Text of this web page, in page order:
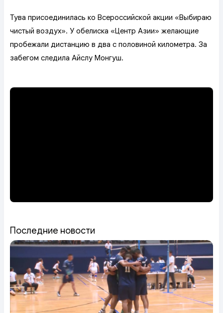
Тува присоединилась ко Всероссийской акции «Выбираю
чистый воздух». У обелиска «Центр Азии» желающие
пробежали дистанцию в два с половиной километра. За
забегом следила Айслу Монгуш.
Последние новости